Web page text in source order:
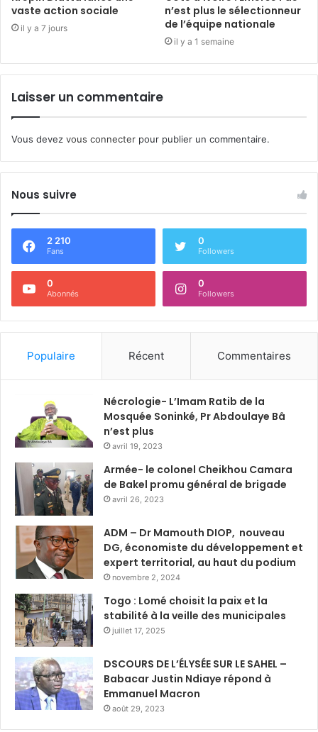
vaste action sociale
il y a 7 jours
n’est plus le sélectionneur
de l’équipe nationale
il y a 1 semaine
Laisser un commentaire
Vous devez vous connecter pour publier un commentaire.
Nous suivre
2 210
Fans
0
Followers
0
Abonnés
0
Followers
Populaire Récent Commentaires
Nécrologie- L’Imam Ratib de la
Mosquée Soninké, Pr Abdoulaye Bâ
n’est plus
avril 19, 2023
Armée- le colonel Cheikhou Camara
de Bakel promu général de brigade
avril 26, 2023
ADM – Dr Mamouth DIOP, nouveau
DG, économiste du développement et
expert territorial, au haut du podium
novembre 2, 2024
Togo : Lomé choisit la paix et la
stabilité à la veille des municipales
juillet 17, 2025
DSCOURS DE L’ÉLYSÉE SUR LE SAHEL –
Babacar Justin Ndiaye répond à
Emmanuel Macron
août 29, 2023